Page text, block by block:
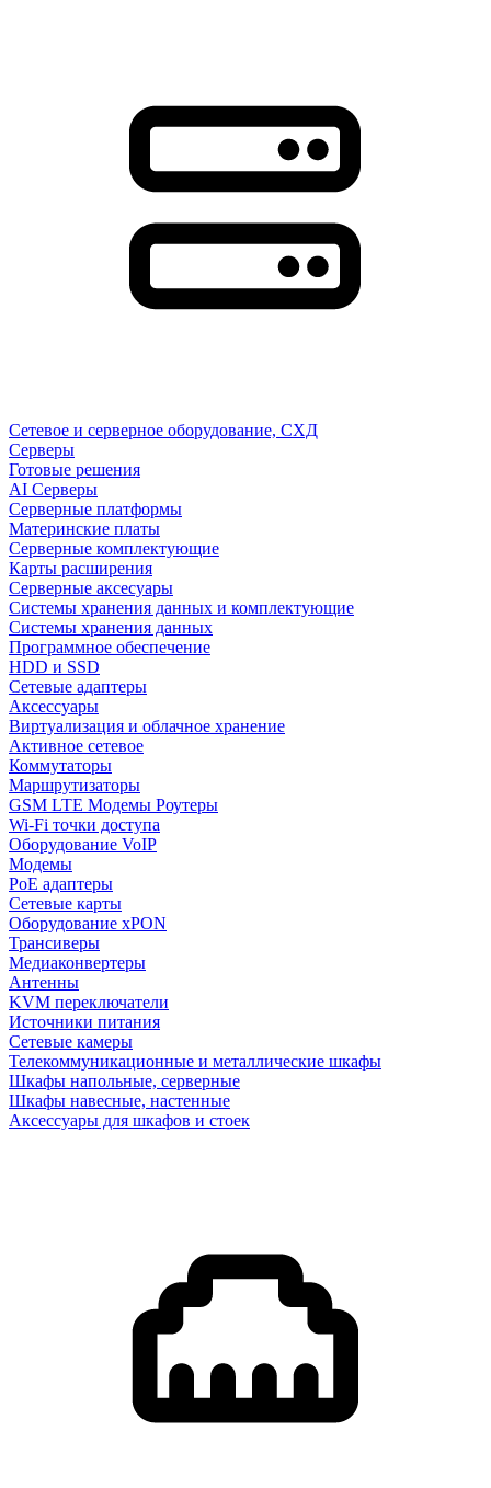
Сетевое и серверное оборудование, СХД
Cерверы
Готовые решения
AI Серверы
Серверные платформы
Материнские платы
Серверные комплектующие
Карты расширения
Серверные аксесуары
Системы хранения данных и комплектующие
Системы хранения данных
Программное обеспечение
HDD и SSD
Сетевые адаптеры
Аксессуары
Виртуализация и облачное хранение
Активное сетевое
Коммутаторы
Маршрутизаторы
GSM LTE Модемы Роутеры
Wi-Fi точки доступа
Оборудование VoIP
Модемы
PoE адаптеры
Сетевые карты
Оборудование xPON
Трансиверы
Медиаконвертеры
Антенны
KVM переключатели
Источники питания
Сетевые камеры
Телекоммуникационные и металлические шкафы
Шкафы напольные, серверные
Шкафы навесные, настенные
Аксессуары для шкафов и стоек